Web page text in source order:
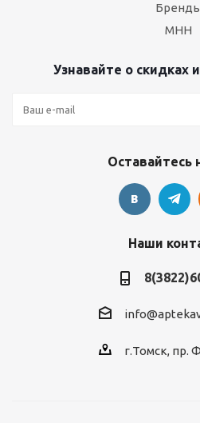
МНН
Узнавайте о скидках
Оставайтесь
Наши
г.Томск, пр.